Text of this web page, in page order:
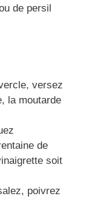
de persil
versez
la moutarde
de
soit
poivrez